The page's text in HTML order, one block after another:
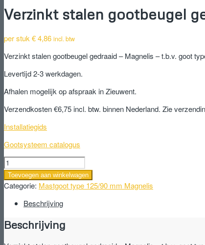
Verzinkt stalen gootbeugel
per stuk €4,86 incl. btw
Verzinkt stalen gootbeugel gedraaid – Magnelis – t.b.v. goot
Levertijd 2-3 werkdagen.
Afhalen mogelijk op afspraak in Zieuwent.
Verzendkosten €6,75 incl. btw. binnen Nederland. Zie
Installatiegids
Gootsysteem catalogus
Verzinkt
stalen
gootbeugel
gedraaid
-
Toevoegen aan winkelwagen
Categorie: Mastgoot type 125/90 mm Magnelis
Beschrijving
Beschrijving